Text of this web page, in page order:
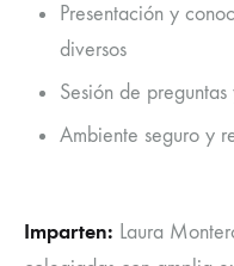
Presentación y
diversos
Sesión de
Ambiente seguro y
Imparten: Laura